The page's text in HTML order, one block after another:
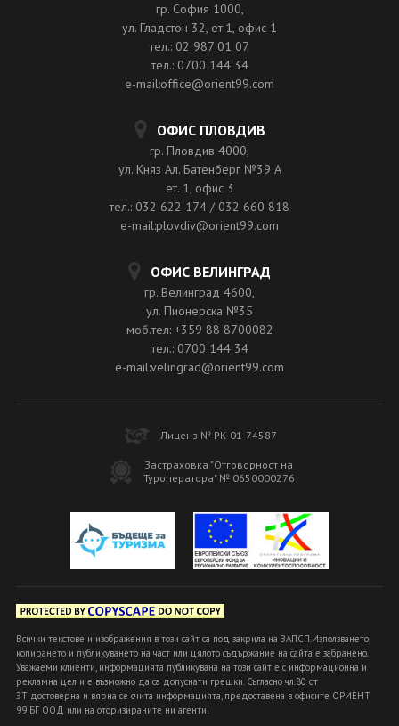
гр. София 1000,
ул. Гладстон 32, ет.1, офис 1
тел.: 02 987 01 07
тел.: 0700 144 34
e-mail:office@orient99.com
ОФИС ПЛОВДИВ
гр. Пловдив 4000,
ул. Княз Ал. Батенберг №39 A
ет. 1, офис 3
тел.: 032 622 174 / 032 660 818
e-mail:plovdiv@orient99.com
ОФИС ВЕЛИНГРАД
гр. Велинград 4600,
ул. Пионерска №35
моб.тел: +359 88 8700082
тел.: 0700 144 34
e-mail:velingrad@orient99.com
Лиценз № РК-01-74587
Застраховка "Отговорност на
Туроператора" № 0650000276
Всички текстове и изображения в този сайт са под закрила на ЗАПСП.Използването,
копирането и публикуването на част или цялото съдържание на сайта е забранено.
Уважаеми клиенти, информацията публикувана на този сайт е с информационна и
рекламна цел и е възможно да са допуснати грешки. Съгласно чл.80 от
ЗТ достоверна и вярна се счита информацията, предоставена в офисите ОРИЕНТ
99 БГ ООД или на оторизираните ни агенти!